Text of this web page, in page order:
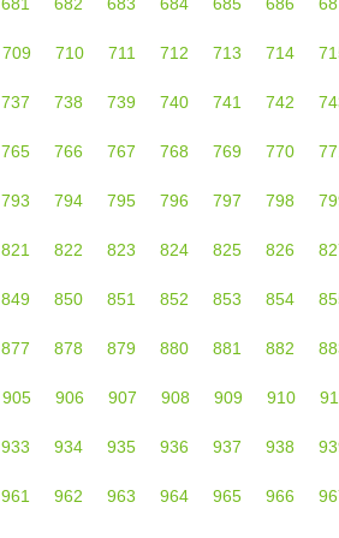
709 710 711 712 713 714
737 738 739 740 741 742
765 766 767 768 769 770
793 794 795 796 797 798
821 822 823 824 825 826
849 850 851 852 853 854
877 878 879 880 881 882
905 906 907 908 909 910
933 934 935 936 937 938
961 962 963 964 965 966